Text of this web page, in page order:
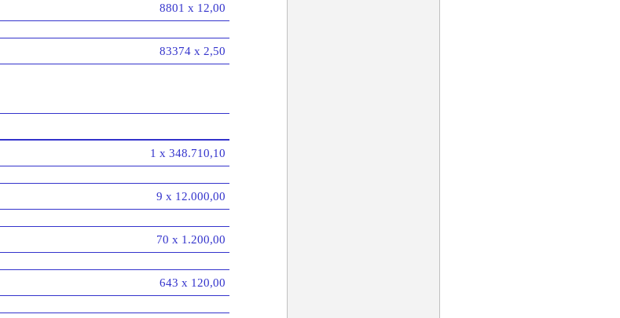
8801 x 12,00
83374 x 2,50
1 x 348.710,10
9 x 12.000,00
70 x 1.200,00
643 x 120,00